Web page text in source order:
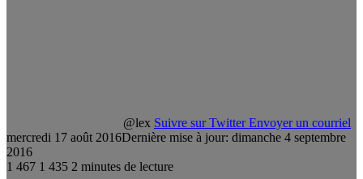
@lex Suivre sur Twitter Envoyer un courriel
mercredi 17 août 2016Dernière mise à jour: dimanche 4 septembre
2016
1 467 1 435 2 minutes de lecture